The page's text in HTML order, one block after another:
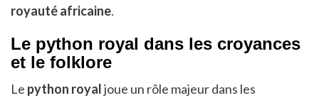
royauté africaine.
Le python royal dans les croyances
et le folklore
Le python royaljoue un rôle majeur dans les